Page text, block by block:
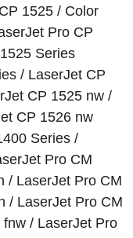
1525 / Color
Pro CP
Series
/ LaserJet CP
CP 1525 nw /
CP 1526 nw
Series /
Pro CM
/ LaserJet Pro CM
/ LaserJet Pro CM
/ LaserJet Pro